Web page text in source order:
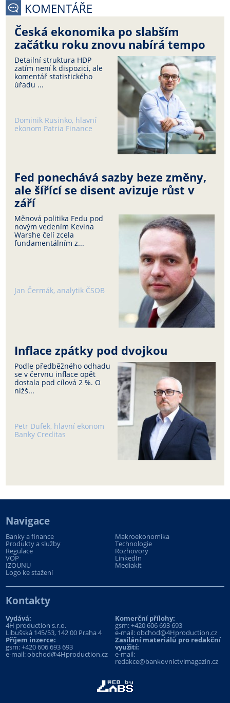
KOMENTÁŘE
Česká ekonomika po slabším
začátku roku znovu nabírá tempo
Detailní struktura HDP
zatím není k dispozici, ale
komentář statistického
úřadu ...
Dominik Rusinko, hlavní
ekonom Patria Finance
Fed ponechává sazby beze změny,
ale šířící se disent avizuje růst v
září
Měnová politika Fedu pod
novým vedením Kevina
Warshe čelí zcela
fundamentálním z...
Jan Čermák, analytik ČSOB
Inflace zpátky pod dvojkou
Podle předběžného odhadu
se v červnu inflace opět
dostala pod cílová 2 %. O
nižš...
Petr Dufek, hlavní ekonom
Banky Creditas
Navigace
Banky a finance Makroekonomika
Produkty a služby Technologie
Regulace Rozhovory
VOP LinkedIn
IZOUNU Mediakit
Logo ke stažení
Kontakty
Vydává:
4H production s.r.o.
Libušská 145/53, 142 00 Praha 4
Příjem inzerce:
gsm:+420 606 693 693
e-mail:obchod@4Hproduction.cz
Komerční přílohy:
gsm:+420 606 693 693
e-mail:obchod@4Hproduction.cz
Zasílání materiálů pro redakční
využití:
e-mail:
redakce@bankovnictvimagazin.cz